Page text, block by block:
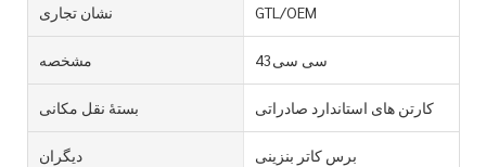
نشان تجاری GTL/OEM
مشخصه سی سی43
بستۀ نقل مکانی کارتن های استاندارد صادراتی
دیگران برس کاتر بنزینی